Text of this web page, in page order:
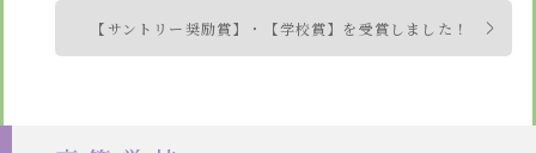
【サントリー奨励賞】・【学校賞】を受賞しました！